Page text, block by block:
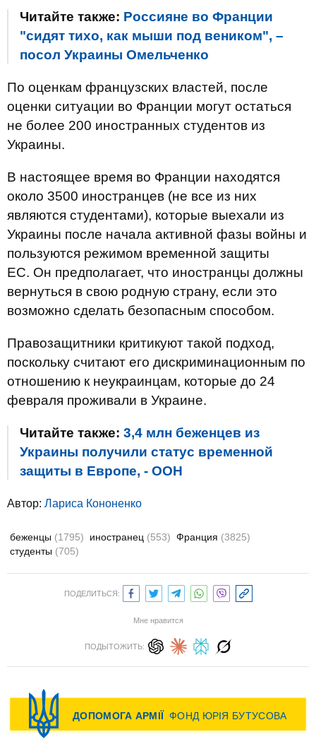
Читайте также: Россияне во Франции
"сидят тихо, как мыши под веником", –
посол Украины Омельченко
По оценкам французских властей, после
оценки ситуации во Франции могут остаться
не более 200 иностранных студентов из
Украины.
В настоящее время во Франции находятся
около 3500 иностранцев (не все из них
являются студентами), которые выехали из
Украины после начала активной фазы войны и
пользуются режимом временной защиты
ЕС. Он предполагает, что иностранцы должны
вернуться в свою родную страну, если это
возможно сделать безопасным способом.
Правозащитники критикуют такой подход,
поскольку считают его дискриминационным по
отношению к неукраинцам, которые до 24
февраля проживали в Украине.
Читайте также: 3,4 млн беженцев из
Украины получили статус временной
защиты в Европе, - ООН
Автор: Лариса Кононенко
беженцы (1795) иностранец (553) Франция (3825)
студенты (705)
ПОДЕЛИТЬСЯ:
Мне нравится
ПОДЫТОЖИТЬ: